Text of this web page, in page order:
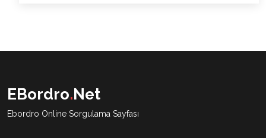
EBordro.Net
Ebordro Online Sorgulama Sayfası